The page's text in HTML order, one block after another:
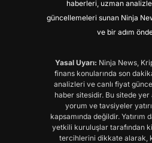
haberleri, uzman
güncellemeleri sunan Ninja
ve bir adım
Yasal Uyarı: Ninja News,
finans konularında son
analizleri ve canlı fiyat
haber sitesidir. Bu sitede yer
yorum ve tavsiyeler
kapsamında değildir. Yatırım
yetkili kuruluşlar tarafından
tercihlerini dikkate alarak,